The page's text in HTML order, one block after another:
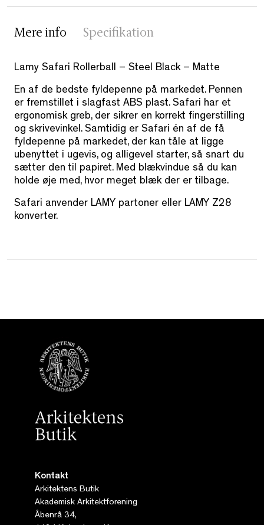
Mere info Specifikation
Lamy Safari Rollerball – Steel Black – Matte
En af de bedste fyldepenne på markedet. Pennen
er fremstillet i slagfast ABS plast. Safari har et
ergonomisk greb, der sikrer en korrekt fingerstilling
og skrivevinkel. Samtidig er Safari én af de få
fyldepenne på markedet, der kan tåle at ligge
ubenyttet i ugevis, og alligevel starter, så snart du
sætter den til papiret. Med blækvindue så du kan
holde øje med, hvor meget blæk der er tilbage.
Safari anvender LAMY partoner eller LAMY Z28
konverter.
Kontakt
Arkitektens Butik
Akademisk Arkitektforening
Åbenrå 34,